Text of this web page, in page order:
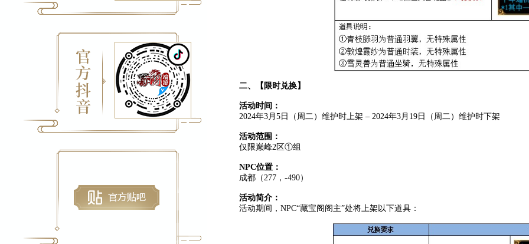
二、 【 限时兑换】
活动时间：
2024年3月5日（周二）维护时上架 – 2024年3月19日（周二）维护时下架
活动范围：
仅限巅峰2区①组
NPC位置：
成都（277，-490）
活动简介：
活动期间，NPC“藏宝阁阁主”处将上架以下道具：